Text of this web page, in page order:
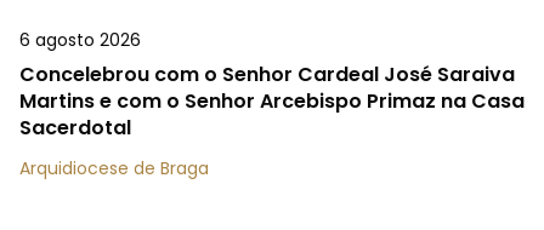
6 agosto 2026
Concelebrou com o Senhor Cardeal José Saraiva
Martins e com o Senhor Arcebispo Primaz na Casa
Sacerdotal
Arquidiocese de Braga